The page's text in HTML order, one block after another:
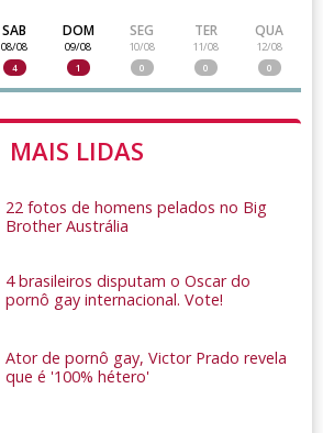
SAB
08/08
4
DOM
09/08
1
SEG
10/08
0
TER
11/08
0
QUA
12/08
0
MAIS LIDAS
22 fotos de homens pelados no Big
Brother Austrália
4 brasileiros disputam o Oscar do
pornô gay internacional. Vote!
Ator de pornô gay, Victor Prado revela
que é '100% hétero'